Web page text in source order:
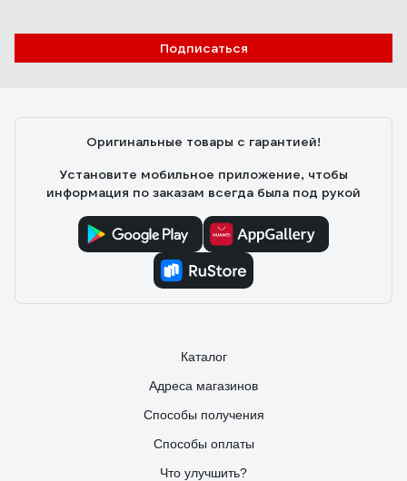
Подписаться
Оригинальные товары с гарантией!
Установите мобильное приложение, чтобы
информация по заказам всегда была под рукой
Каталог
Адреса магазинов
Способы получения
Способы оплаты
Что улучшить?